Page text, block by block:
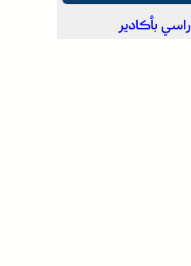
بأكادير